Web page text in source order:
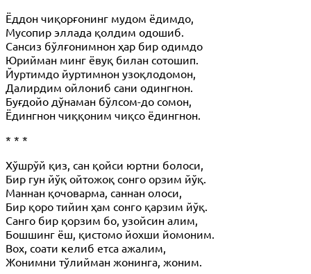
Ёддон чиқорғонинг мудом ёдимдо,
Мусопир эллада қолдим одошиб.
Сансиз бўлғонимнон ҳар бир одимдо
Юрийман минг ёвуқ билан сотошип.
Йуртимдо йуртимнон узоқлодомон,
Далирдим ойлониб сани одингнон.
Буғдойо дўнаман бўлсом-до сомон,
Ёдингнон чиққоним чиқсо ёдингнон.
* * *
Хўшрўй қиз, сан қойси юртни болоси,
Бир гун йўқ ойтожоқ сонго орзим йўқ.
Маннан қочоварма, саннан олоси,
Бир қоро тийин ҳам сонго қарзим йўқ.
Санго бир қорзим бо, узойсин алим,
Бошшинг ёш, қистомо йохши йомоним.
Вох, соати келиб етса ажалим,
Жонимни тўлийман жонинга, жоним.